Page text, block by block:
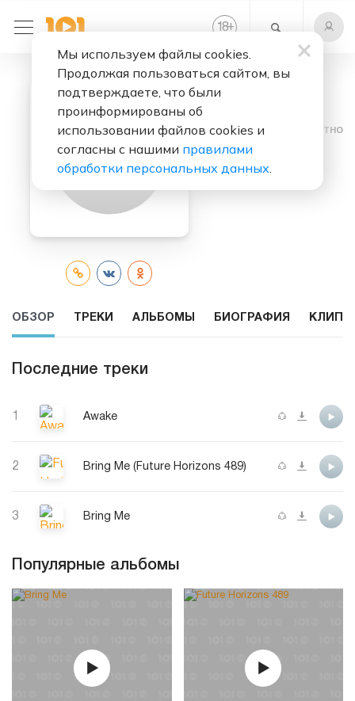
18+
Слушать бесплатно
Bigtopo
ОБЗОР ТРЕКИ АЛЬБОМЫ БИОГРАФИЯ КЛИПЫ
Последние треки
Awake
2 Bring Me (Future Horizons 489)
3 Bring Me
Популярные альбомы
Мы используем файлы cookies.
Продолжая пользоваться сайтом, вы
подтверждаете, что были
проинформированы об
использовании файлов cookies и
согласны с нашими правилами
обработки персональных данных.